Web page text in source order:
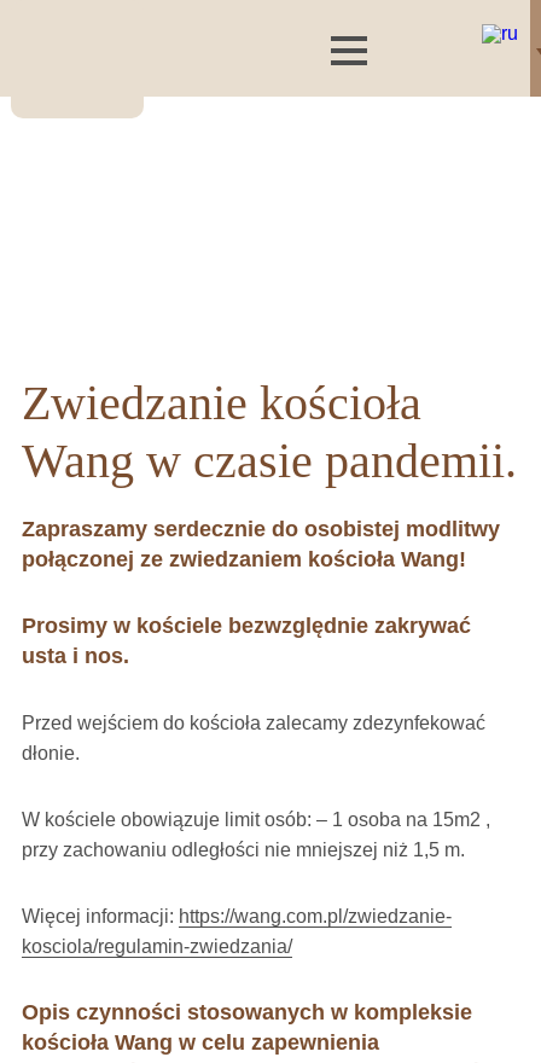
Zwiedzanie kościoła
Wang w czasie pandemii.
Zapraszamy serdecznie do osobistej modlitwy
połączonej ze zwiedzaniem kościoła Wang!
Prosimy w kościele bezwzględnie zakrywać
usta i nos.
Przed wejściem do kościoła zalecamy zdezynfekować
dłonie.
W kościele obowiązuje limit osób: – 1 osoba na 15m2 ,
przy zachowaniu odległości nie mniejszej niż 1,5 m.
Więcej informacji: https://wang.com.pl/zwiedzanie-
kosciola/regulamin-zwiedzania/
Opis czynności stosowanych w kompleksie
kościoła Wang w celu zapewnienia